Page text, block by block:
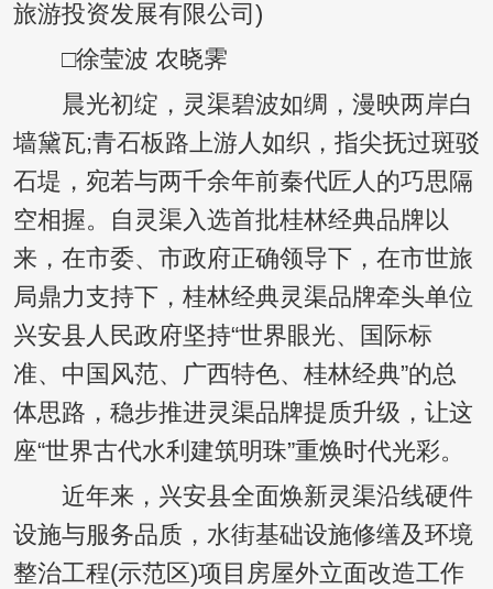
旅游投资发展有限公司)
□徐莹波 农晓霁
晨光初绽，灵渠碧波如绸，漫映两岸白
墙黛瓦;青石板路上游人如织，指尖抚过斑驳
石堤，宛若与两千余年前秦代匠人的巧思隔
空相握。自灵渠入选首批桂林经典品牌以
来，在市委、市政府正确领导下，在市世旅
局鼎力支持下，桂林经典灵渠品牌牵头单位
兴安县人民政府坚持“世界眼光、国际标
准、中国风范、广西特色、桂林经典”的总
体思路，稳步推进灵渠品牌提质升级，让这
座“世界古代水利建筑明珠”重焕时代光彩。
近年来，兴安县全面焕新灵渠沿线硬件
设施与服务品质，水街基础设施修缮及环境
整治工程(示范区)项目房屋外立面改造工作